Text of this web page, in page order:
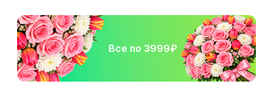
Все по 3999₽